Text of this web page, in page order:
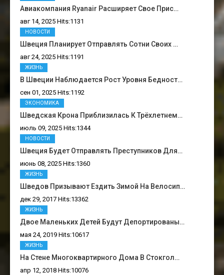
Авиакомпания Ryanair Расширяет Свое Прис…
авг 14, 2025 Hits:1131
Швеция Планирует Отправлять Сотни Своих …
авг 24, 2025 Hits:1191
НОВОСТИ
В Швеции Наблюдается Рост Уровня Бедност…
сен 01, 2025 Hits:1192
ЖИЗНЬ
Шведская Крона Приблизилась К Трёхлетнем…
июль 09, 2025 Hits:1344
ЭКОНОМИКА
Швеция Будет Отправлять Преступников Для…
июнь 08, 2025 Hits:1360
НОВОСТИ
Шведов Призывают Ездить Зимой На Велосип…
дек 29, 2017 Hits:13362
ЖИЗНЬ
Двое Маленьких Детей Будут Депортированы…
мая 24, 2019 Hits:10617
ЖИЗНЬ
На Стене Многоквартирного Дома В Стокгол…
апр 12, 2018 Hits:10076
ЖИЗНЬ